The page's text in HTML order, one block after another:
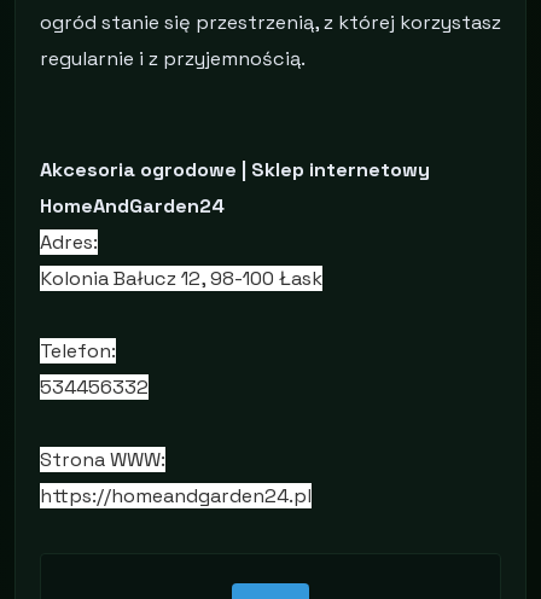
ogród stanie się przestrzenią, z której korzystasz
regularnie i z przyjemnością.
Akcesoria ogrodowe | Sklep internetowy
HomeAndGarden24
Adres:
Kolonia Bałucz 12, 98-100 Łask
Telefon:
534456332
Strona WWW:
https://homeandgarden24.pl